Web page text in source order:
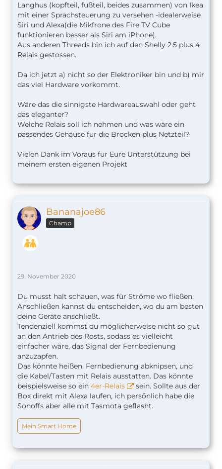
Langhus (kopfteil, fußteil, beides zusammen) von Ikea
mit einer Sprachsteuerung zu versehen -idealerweise
Siri und Alexa(die Mikfrone des Fire TV Cube
funktionieren besser als Siri am iPhone).
Aus anderen Threads bin ich auf den Shelly 2.5 plus 4
Relais gestossen.
Da ich jetzt a) nicht so der Elektroniker bin und b) mir
das viel Hardware vorkommt.
Wäre das die sinnigste Hardwareauswahl oder geht
das eleganter?
Welche Relais soll ich nehmen und was wäre ein
passendes Gehäuse für die Brocken plus Netzteil?
Vielen Dank im Voraus für Eure Unterstützung bei
meinem ersten eigenen Projekt
Bananajoe86
Champ
29. November 2020
Du musst halt schauen, was für Ströme wo fließen.
Anschließen kannst du entscheiden, wo du am besten
deine Geräte anschließt.
Tendenziell kommst du möglicherweise nicht so gut
an den Antrieb des Rosts, sodass es vielleicht
einfacher wäre, das Signal der Fernbedienung
anzuzapfen.
Das könnte heißen, Fernbedienung abknipsen, und
die Kabel/Tasten mit Relais ausstatten. Das könnte
beispielsweise so ein 4er-Relais
sein. Sollte aus der
Box direkt mit Alexa laufen, ich persönlich habe die
Sonoffs aber alle mit Tasmota geflasht.
Mein Smart Home